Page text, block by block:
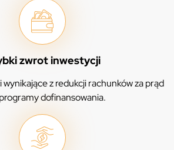
zwrot inwestycji
z redukcji rachunków za prąd
dofinansowania.